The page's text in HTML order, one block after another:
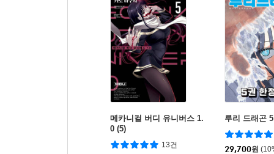
메카니컬 버디 유니버스 1.
0 (5)
13건
루리 드래곤
29,700원